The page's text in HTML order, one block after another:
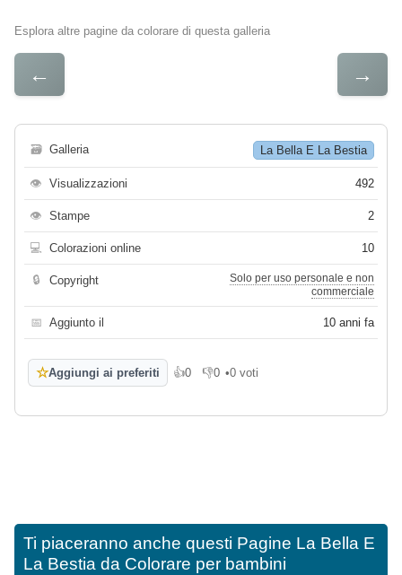
Esplora altre pagine da colorare di questa galleria
← →
🗃 Galleria La Bella E La Bestia
👁 Visualizzazioni 492
👁 Stampe 2
💻 Colorazioni online 10
🔒 Copyright
Solo per uso personale e non
commerciale
📅 Aggiunto il 10 anni fa
☆Aggiungi ai preferiti 👍0
Mi piace
👎0
Non mi piace
•0 voti
Ti piaceranno anche questi Pagine La Bella E
La Bestia da Colorare per bambini